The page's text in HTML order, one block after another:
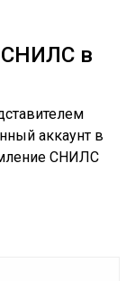
СНИЛС в
аккаунт в
СНИЛС